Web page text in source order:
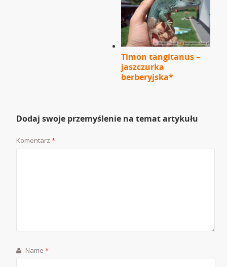
Timon tangitanus –
jaszczurka
berberyjska*
Dodaj swoje przemyślenie na temat artykułu
Komentarz*
Name*